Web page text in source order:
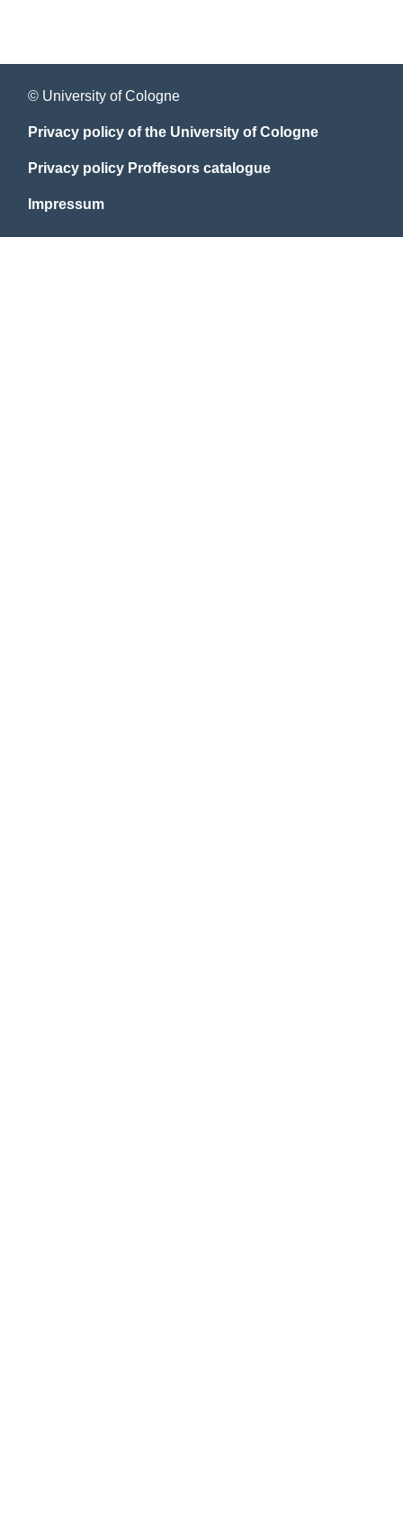
© University of Cologne
Privacy policy of the University of Cologne
Privacy policy Proffesors catalogue
Impressum